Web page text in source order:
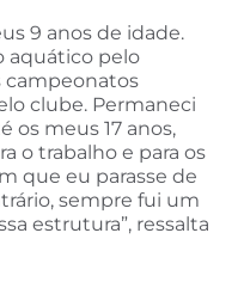
9 anos de idade.
aquático pelo
campeonatos
clube. Permaneci
os meus 17 anos,
o trabalho e para os
que eu parasse de
sempre fui um
estrutura”, ressalta